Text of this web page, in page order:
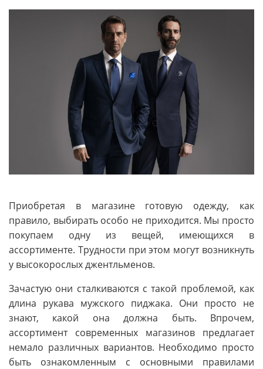
Приобретая в магазине готовую одежду, как
правило, выбирать особо не приходится. Мы просто
покупаем одну из вещей, имеющихся в
ассортименте. Трудности при этом могут возникнуть
у высокорослых джентльменов.
Зачастую они сталкиваются с такой проблемой, как
длина рукава мужского пиджака. Они просто не
знают, какой она должна быть. Впрочем,
ассортимент современных магазинов предлагает
немало различных вариантов. Необходимо просто
быть ознакомленным с основными правилами